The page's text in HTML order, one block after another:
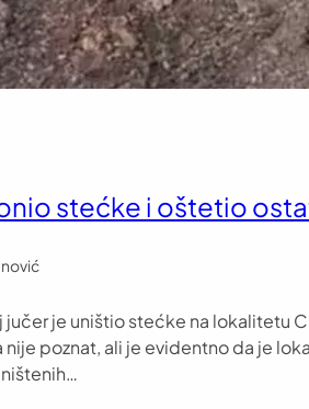
stećke i oštetio
je uništio stećke na lokalitetu
poznat, ali je evidentno da je